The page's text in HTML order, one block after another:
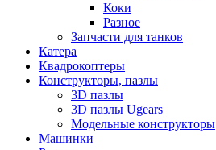
Коки
Разное
Запчасти для танков
Катера
Квадрокоптеры
Конструкторы, пазлы
3D пазлы
3D пазлы Ugears
Модельные конструкторы
Машинки